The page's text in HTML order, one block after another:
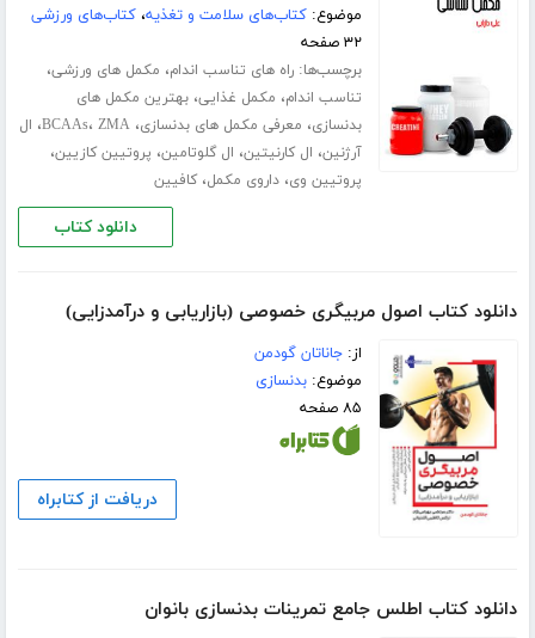
موضوع:کتاب‌های سلامت و تغذیه،کتاب‌های ورزشی
۳۲ صفحه
برچسب‌ها:راه های تناسب اندام، مکمل های ورزشی،
تناسب اندام، مکمل غذایی،بهترین مکمل های
بدنسازی، معرفی مکمل های بدنسازی، BCAAs، ZMA ، ال
آرژنین، ال کارنیتین، ال گلوتامین، پروتیین کازیین،
پروتیین وی،داروی مکمل،کافیین
دانلود کتاب
دانلود کتاب اصول مربیگری خصوصی (بازاریابی و درآمدزایی)
از:جاناتان گودمن
موضوع:بدنسازی
۸۵ صفحه
دریافت از کتابراه
دانلود کتاب اطلس جامع تمرینات بدنسازی بانوان